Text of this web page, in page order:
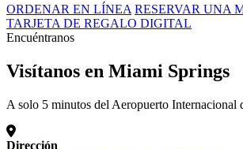
ORDENAR EN LÍNEA RESERVAR UNA
TARJETA DE REGALO DIGITAL
Encuéntranos
Visítanos en Miami Springs
A solo 5 minutos del Aeropuerto Internacional
Dirección